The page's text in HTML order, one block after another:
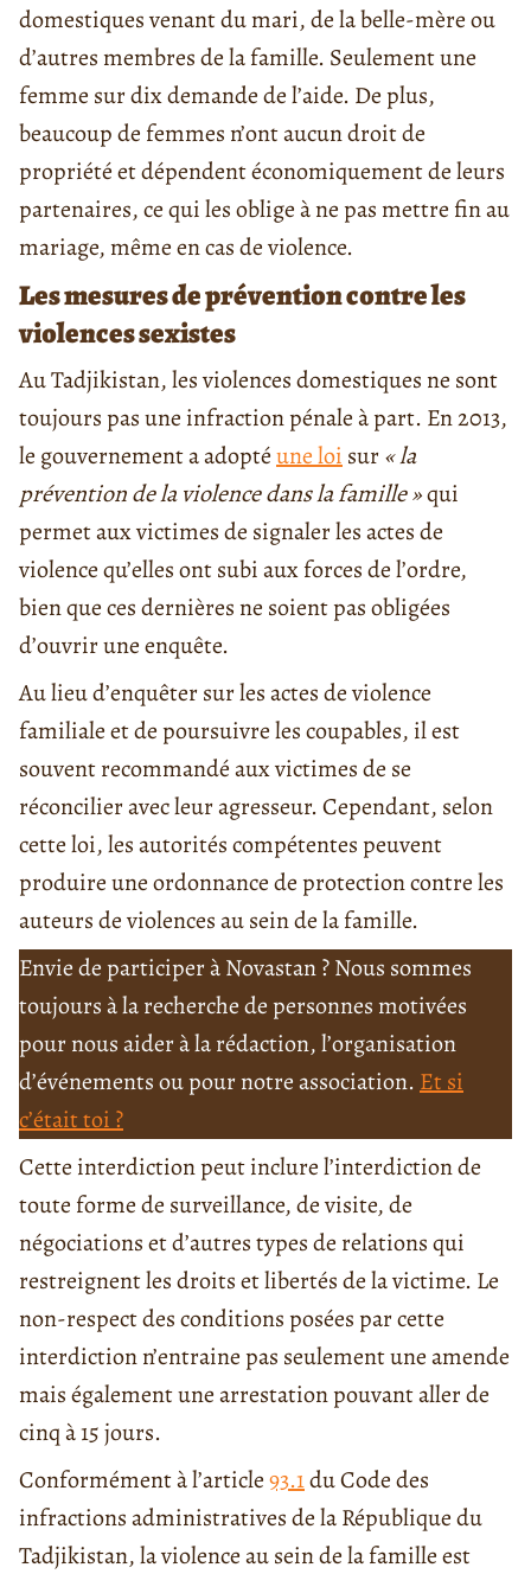
domestiques venant du mari, de la belle-mère ou
d’autres membres de la famille. Seulement une
femme sur dix demande de l’aide. De plus,
beaucoup de femmes n’ont aucun droit de
propriété et dépendent économiquement de leurs
partenaires, ce qui les oblige à ne pas mettre fin au
mariage, même en cas de violence.
Les mesures de prévention contre les
violences sexistes
Au Tadjikistan, les violences domestiques ne sont
toujours pas une infraction pénale à part. En 2013,
le gouvernement a adoptéune loi sur« la
prévention de la violence dans la famille »qui
permet aux victimes de signaler les actes de
violence qu’elles ont subi aux forces de l’ordre,
bien que ces dernières ne soient pas obligées
d’ouvrir une enquête.
Au lieu d’enquêter sur les actes de violence
familiale et de poursuivre les coupables, il est
souvent recommandé aux victimes de se
réconcilier avec leur agresseur. Cependant, selon
cette loi, les autorités compétentes peuvent
produire une ordonnance de protection contre les
auteurs de violences au sein de la famille.
Envie de participer à Novastan ? Nous sommes
toujours à la recherche de personnes motivées
pour nous aider à la rédaction, l’organisation
d’événements ou pour notre association. Et si
c’était toi ?
Cette interdiction peut inclure l’interdiction de
toute forme de surveillance, de visite, de
négociations et d’autres types de relations qui
restreignent les droits et libertés de la victime. Le
non-respect des conditions posées par cette
interdiction n’entraine pas seulement une amende
mais également une arrestation pouvant aller de
cinq à 15 jours.
Conformément à l’article93.1du Code des
infractions administratives de la République du
Tadjikistan, la violence au sein de la famille est